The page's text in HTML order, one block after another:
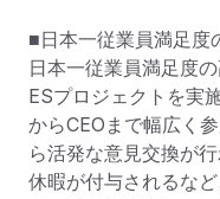
■日本一従業員満足度
日本一従業員満足度
ESプロジェクトを実
からCEOまで幅広く
ら活発な意見交換が
休暇が付与されるな